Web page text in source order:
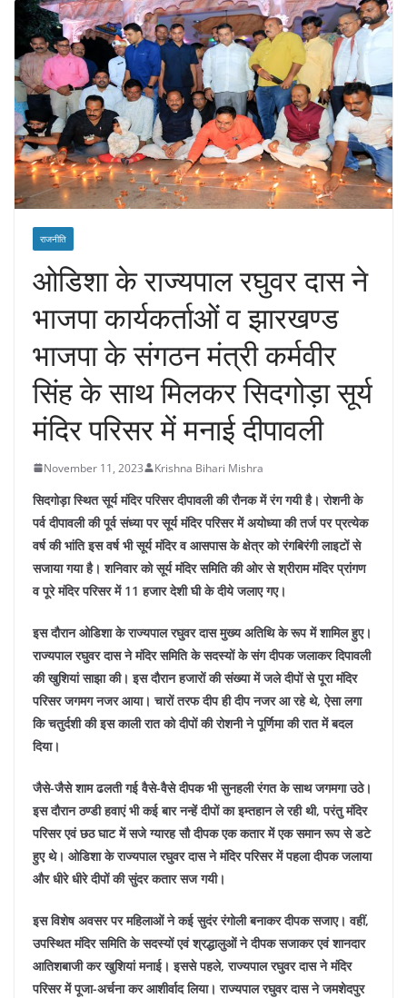
राजनीति
ओडिशा के राज्यपाल रघुवर दास ने
भाजपा कार्यकर्ताओं व झारखण्ड
भाजपा के संगठन मंत्री कर्मवीर
सिंह के साथ मिलकर सिदगोड़ा सूर्य
मंदिर परिसर में मनाई दीपावली
November 11, 2023 Krishna Bihari Mishra
सिदगोड़ा स्थित सूर्य मंदिर परिसर दीपावली की रौनक में रंग गयी है। रोशनी के
पर्व दीपावली की पूर्व संध्या पर सूर्य मंदिर परिसर में अयोध्या की तर्ज पर प्रत्येक
वर्ष की भांति इस वर्ष भी सूर्य मंदिर व आसपास के क्षेत्र को रंगबिरंगी लाइटों से
सजाया गया है। शनिवार को सूर्य मंदिर समिति की ओर से श्रीराम मंदिर प्रांगण
व पूरे मंदिर परिसर में 11 हजार देशी घी के दीये जलाए गए।
इस दौरान ओडिशा के राज्यपाल रघुवर दास मुख्य अतिथि के रूप में शामिल हुए।
राज्यपाल रघुवर दास ने मंदिर समिति के सदस्यों के संग दीपक जलाकर दिपावली
की खुशियां साझा की। इस दौरान हजारों की संख्या में जले दीपों से पूरा मंदिर
परिसर जगमग नजर आया। चारों तरफ दीप ही दीप नजर आ रहे थे, ऐसा लगा
कि चतुर्दशी की इस काली रात को दीपों की रोशनी ने पूर्णिमा की रात में बदल
दिया।
जैसे-जैसे शाम ढलती गई वैसे-वैसे दीपक भी सुनहली रंगत के साथ जगमगा उठे।
इस दौरान ठण्डी हवाएं भी कई बार नन्हें दीपों का इम्तहान ले रही थी, परंतु मंदिर
परिसर एवं छठ घाट में सजे ग्यारह सौ दीपक एक कतार में एक समान रूप से डटे
हुए थे। ओडिशा के राज्यपाल रघुवर दास ने मंदिर परिसर में पहला दीपक जलाया
और धीरे धीरे दीपों की सुंदर कतार सज गयी।
इस विशेष अवसर पर महिलाओं ने कई सुदंर रंगोली बनाकर दीपक सजाए। वहीं,
उपस्थित मंदिर समिति के सदस्यों एवं श्रद्धालुओं ने दीपक सजाकर एवं शानदार
आतिशबाजी कर खुशियां मनाई। इससे पहले, राज्यपाल रघुवर दास ने मंदिर
परिसर में पूजा-अर्चना कर आशीर्वाद लिया।राज्यपाल रघुवर दास ने जमशेदपुर